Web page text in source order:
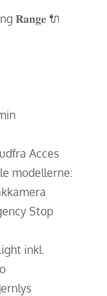
𝐑𝐚𝐧𝐠𝐞 🔌
Acces
modellerne:
Stop
inkl.